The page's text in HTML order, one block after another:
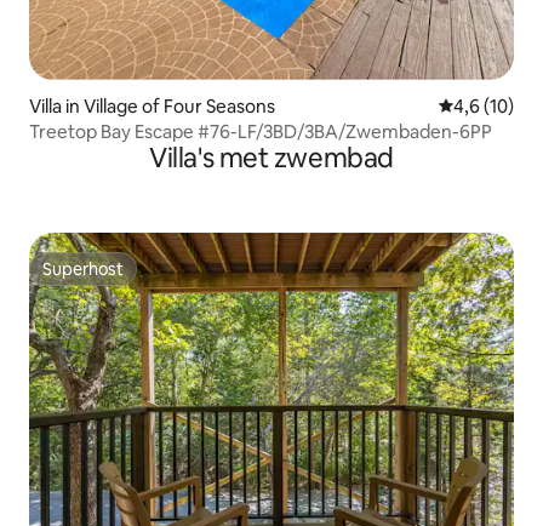
Villa in Village of Four Seasons
4,6 (10)
Treetop Bay Escape #76-LF/3BD/3BA/Zwembaden-6PP
Villa's met zwembad
Superhost
Superhost